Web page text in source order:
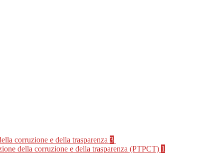
corruzione e della trasparenza 3
della corruzione e della trasparenza (PTPCT) 1